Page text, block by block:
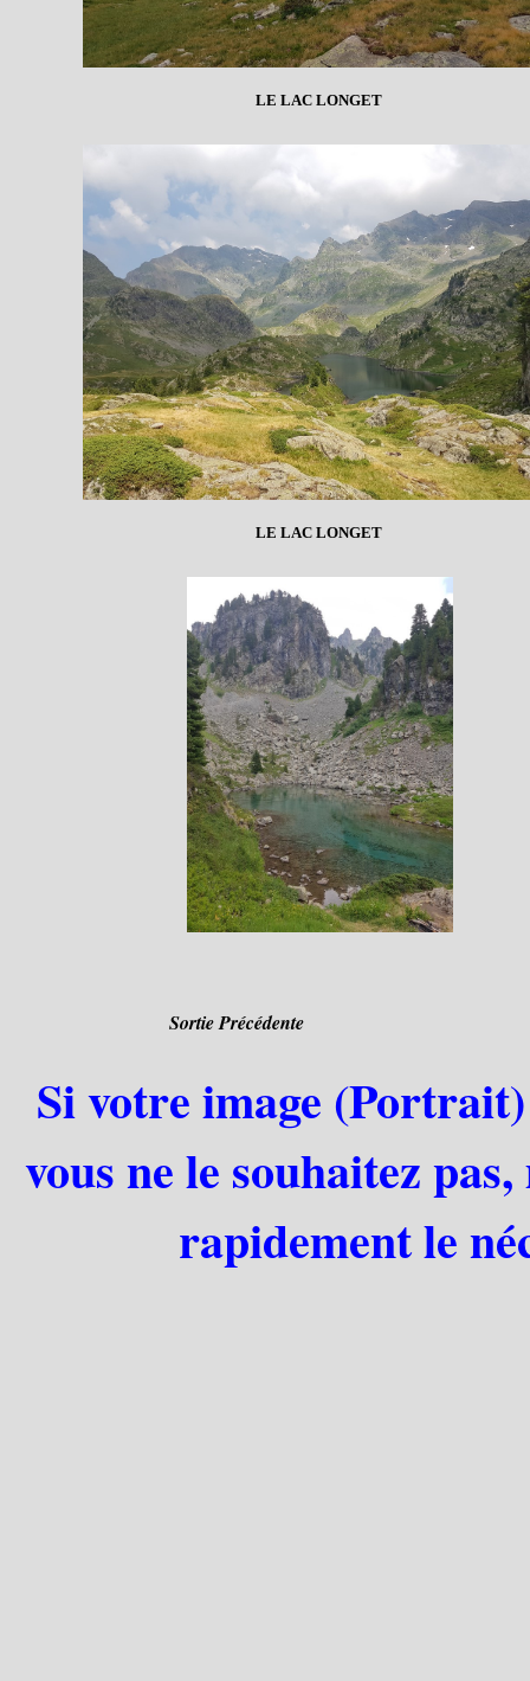
LE LAC LONGET
LE LAC LONGET
Sortie Précédente
Si votre image
vous ne le souhaitez
rapidement le